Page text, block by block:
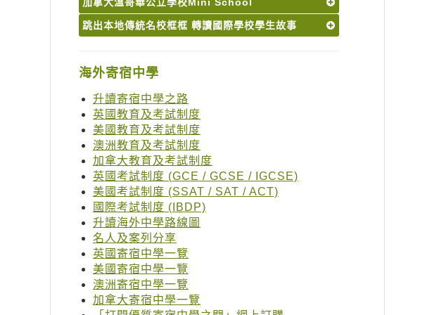
跳出本地傳統名校框框 轉讀國際學校學生故事
海外寄宿中學
升讀寄宿中學之路
英國教育及考試制度
美國教育及考試制度
澳洲教育及考試制度
加拿大教育及考試制度
英國考試制度 (GCE / GCSE / IGCSE)
美國考試制度 (SSAT / SAT / ACT)
國際考試制度 (IBDP)
升讀海外中學路線圖
名人及案列分享
英國寄宿中學一覽
美國寄宿中學一覽
澳洲寄宿中學一覽
加拿大寄宿中學一覽